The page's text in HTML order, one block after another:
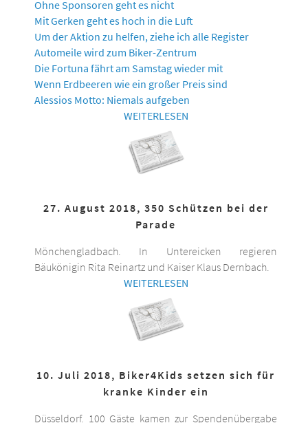
Ohne Sponsoren geht es nicht
Mit Gerken geht es hoch in die Luft
Um der Aktion zu helfen, ziehe ich alle Register
Automeile wird zum Biker-Zentrum
Die Fortuna fährt am Samstag wieder mit
Wenn Erdbeeren wie ein großer Preis sind
Alessios Motto: Niemals aufgeben
WEITERLESEN
27. August 2018, 350 Schützen bei der
Parade
Mönchengladbach. In Untereicken regieren
Bäukönigin Rita Reinartz und Kaiser Klaus Dernbach.
WEITERLESEN
10. Juli 2018, Biker4Kids setzen sich für
kranke Kinder ein
Düsseldorf. 100 Gäste kamen zur Spendenübergabe